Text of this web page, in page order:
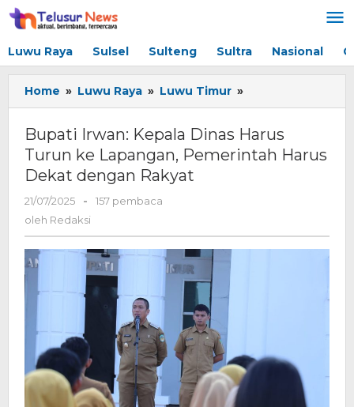
Lewati
ke
Luwu Raya Sulsel Sulteng Sultra Nasional
Home » Luwu Raya » Luwu Timur »
Irwan:
Dinas
Harus
Harus
Bupati Irwan: Kepala Dinas Harus
Turun ke Lapangan, Pemerintah Harus
Dekat dengan Rakyat
21/07/2025
oleh
Redaksi
-
157 pembaca
oleh Redaksi